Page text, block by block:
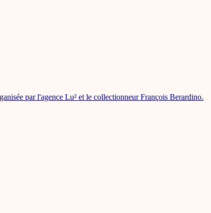
par l'agence Lu² et le collectionneur François Berardino.